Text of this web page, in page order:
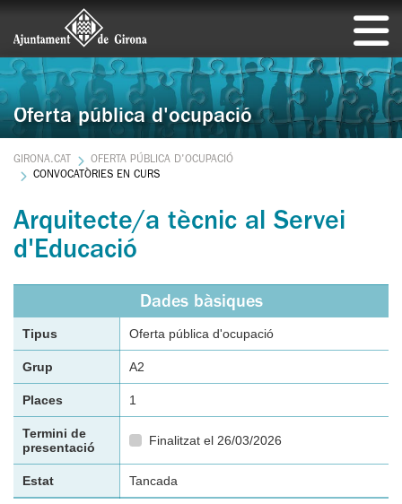
Oferta pública d'ocupació
GIRONA.CAT
OFERTA PÚBLICA D'OCUPACIÓ
CONVOCATÒRIES EN CURS
Arquitecte/a tècnic al Servei
d'Educació
Dades bàsiques
Tipus Oferta pública d'ocupació
Grup A2
Places 1
Termini de
presentació
Finalitzat el 26/03/2026
Estat Tancada